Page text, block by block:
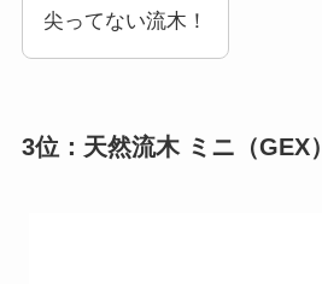
尖ってない流木！
3位：天然流木 ミニ（GEX）